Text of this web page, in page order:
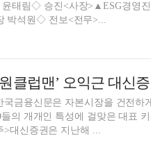
태림◇ 승진<사장>▲ESG경영
박석원◇ 전보<전무>...
국금융신문은 자본시장을 건전하
들의 개개인 특성에 걸맞은 대표
>대신증권은 지난해 ...